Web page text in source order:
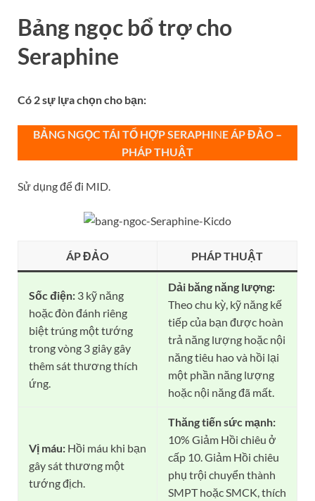
Bảng ngọc bổ trợcho
Seraphine
Có 2 sự lựa chọn cho bạn:
BẢNG NGỌC TÁI TỔ HỢP SERAPHINE ÁP ĐẢO –
PHÁP THUẬT
Sử dụng để đi MID.
ÁP ĐẢO PHÁP THUẬT
Sốc điện: 3 kỹ năng
hoặc đòn đánh riêng
biệt trúng một tướng
trong vòng 3 giây gây
thêm sát thương thích
ứng.
Dải băng năng lượng:
Theo chu kỳ, kỹ năng kế
tiếp của bạn được hoàn
trả năng lượng hoặc nội
năng tiêu hao và hồi lại
một phần năng lượng
hoặc nội năng đã mất.
Vị máu: Hồi máu khi bạn
gây sát thương một
tướng địch.
Thăng tiến sức mạnh:
10% Giảm Hồi chiêu ở
cấp 10. Giảm Hồi chiêu
phụ trội chuyển thành
SMPT hoặc SMCK, thích